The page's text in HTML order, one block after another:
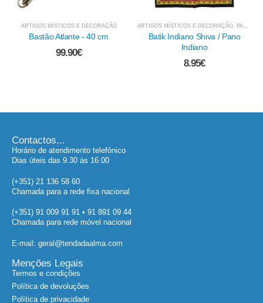
ARTIGOS MÍSTICOS E DECORAÇÃO ,PANOS E OUTROS TÊXTEIS
Batik Indiano Shiva / Pano
Pano de Lançamento de
29.95€
Contactos...
Horário de atendimento telefónico
Dias úteis das 9.30 às 16.00
(+351) 21 136 58 60
Chamada para a rede fixa nacional
(+351) 91 009 91 91 • 91 891 09 44
Chamada para rede móvel nacional
E-mail: geral@tendadaalma.com
Menções Legais
Termos e condições
Política de devoluções
Política de privacidade